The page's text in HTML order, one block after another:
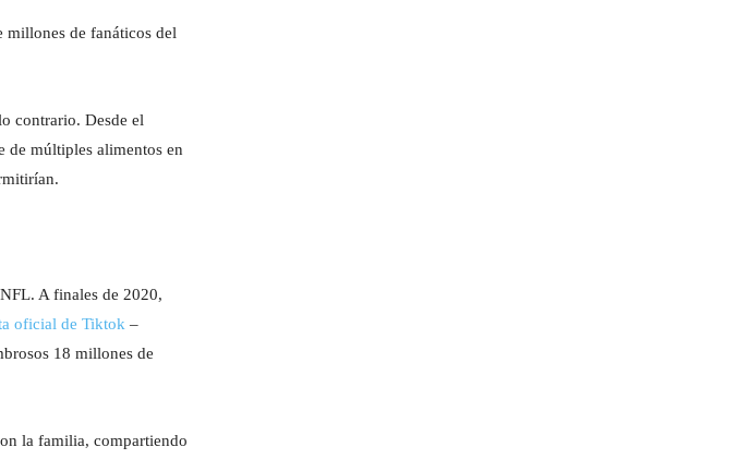
millones de fanáticos del
contrario. Desde el
de múltiples alimentos en
A finales de 2020,
oficial de Tiktok –
18 millones de
la familia, compartiendo